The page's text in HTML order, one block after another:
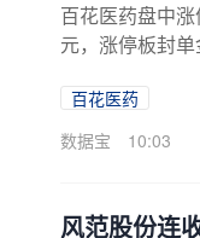
百花医药盘中
元，涨停板封
位合计净买入
454.7635万人
百花医药
数据宝
10:03
风范股份连